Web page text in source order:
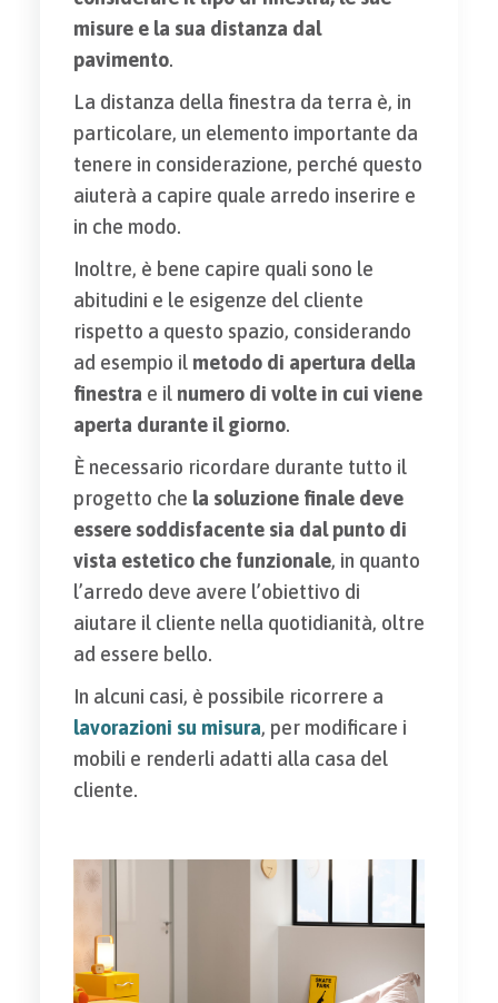
misure e la sua distanza dal
pavimento.
La distanza della finestra da terra è, in
particolare, un elemento importante da
tenere in considerazione, perché questo
aiuterà a capire quale arredo inserire e
in che modo.
Inoltre, è bene capire quali sono le
abitudini e le esigenze del cliente
rispetto a questo spazio, considerando
ad esempio il metodo di apertura della
finestra e il numero di volte in cui viene
aperta durante il giorno.
È necessario ricordare durante tutto il
progetto che la soluzione finale deve
essere soddisfacente sia dal punto di
vista estetico che funzionale, in quanto
l’arredo deve avere l’obiettivo di
aiutare il cliente nella quotidianità, oltre
ad essere bello.
In alcuni casi, è possibile ricorrere a
lavorazioni su misura, per modificare i
mobili e renderli adatti alla casa del
cliente.